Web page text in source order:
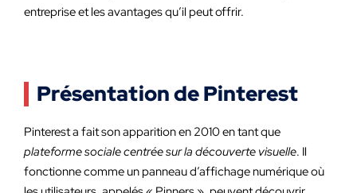
entreprise et les avantages qu’il peut offrir.
Présentation de Pinterest
Pinterest a fait son apparition en 2010 en tant que
plateforme sociale centrée sur la découverte visuelle. Il
fonctionne comme un panneau d’affichage numérique où